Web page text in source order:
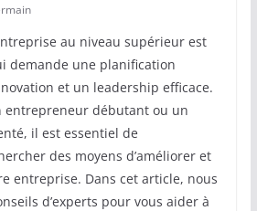
au niveau supérieur est
demande une planification
et un leadership efficace.
entrepreneur débutant ou un
il est essentiel de
des moyens d’améliorer et
entreprise. Dans cet article, nous
d’experts pour vous aider à